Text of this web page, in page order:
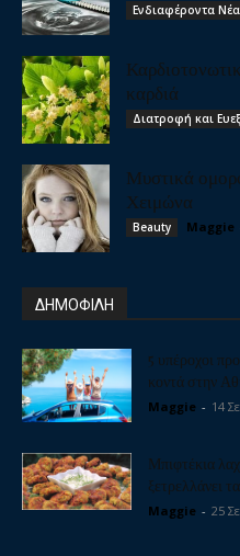
Ενδιαφέροντα Νέα
καρδιά
Διατροφή και
Μυστικά
Χειμώνα
Beauty Maggie
ΔΗΜΟΦΙΛΗ
5 υπέροχοι
κοντά στην
Maggie - 14
Μπιφτέκια
ξετρελλάνει
Maggie - 25